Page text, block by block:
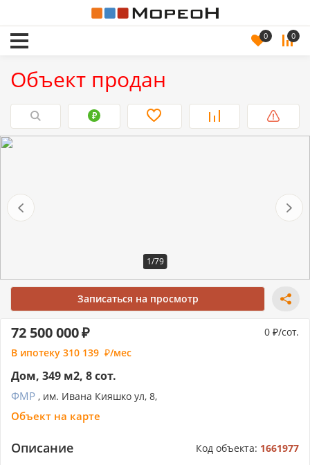
0 0
Объект продан
1/79
Записаться на просмотр
Дом, 349 м2, 8 сот.
ФМР , им. Ивана Кияшко ул, 8,
Объект на карте
72 500 000 0
/сот.
В ипотеку 310 139 /мес
Описание Код объекта: 1661977